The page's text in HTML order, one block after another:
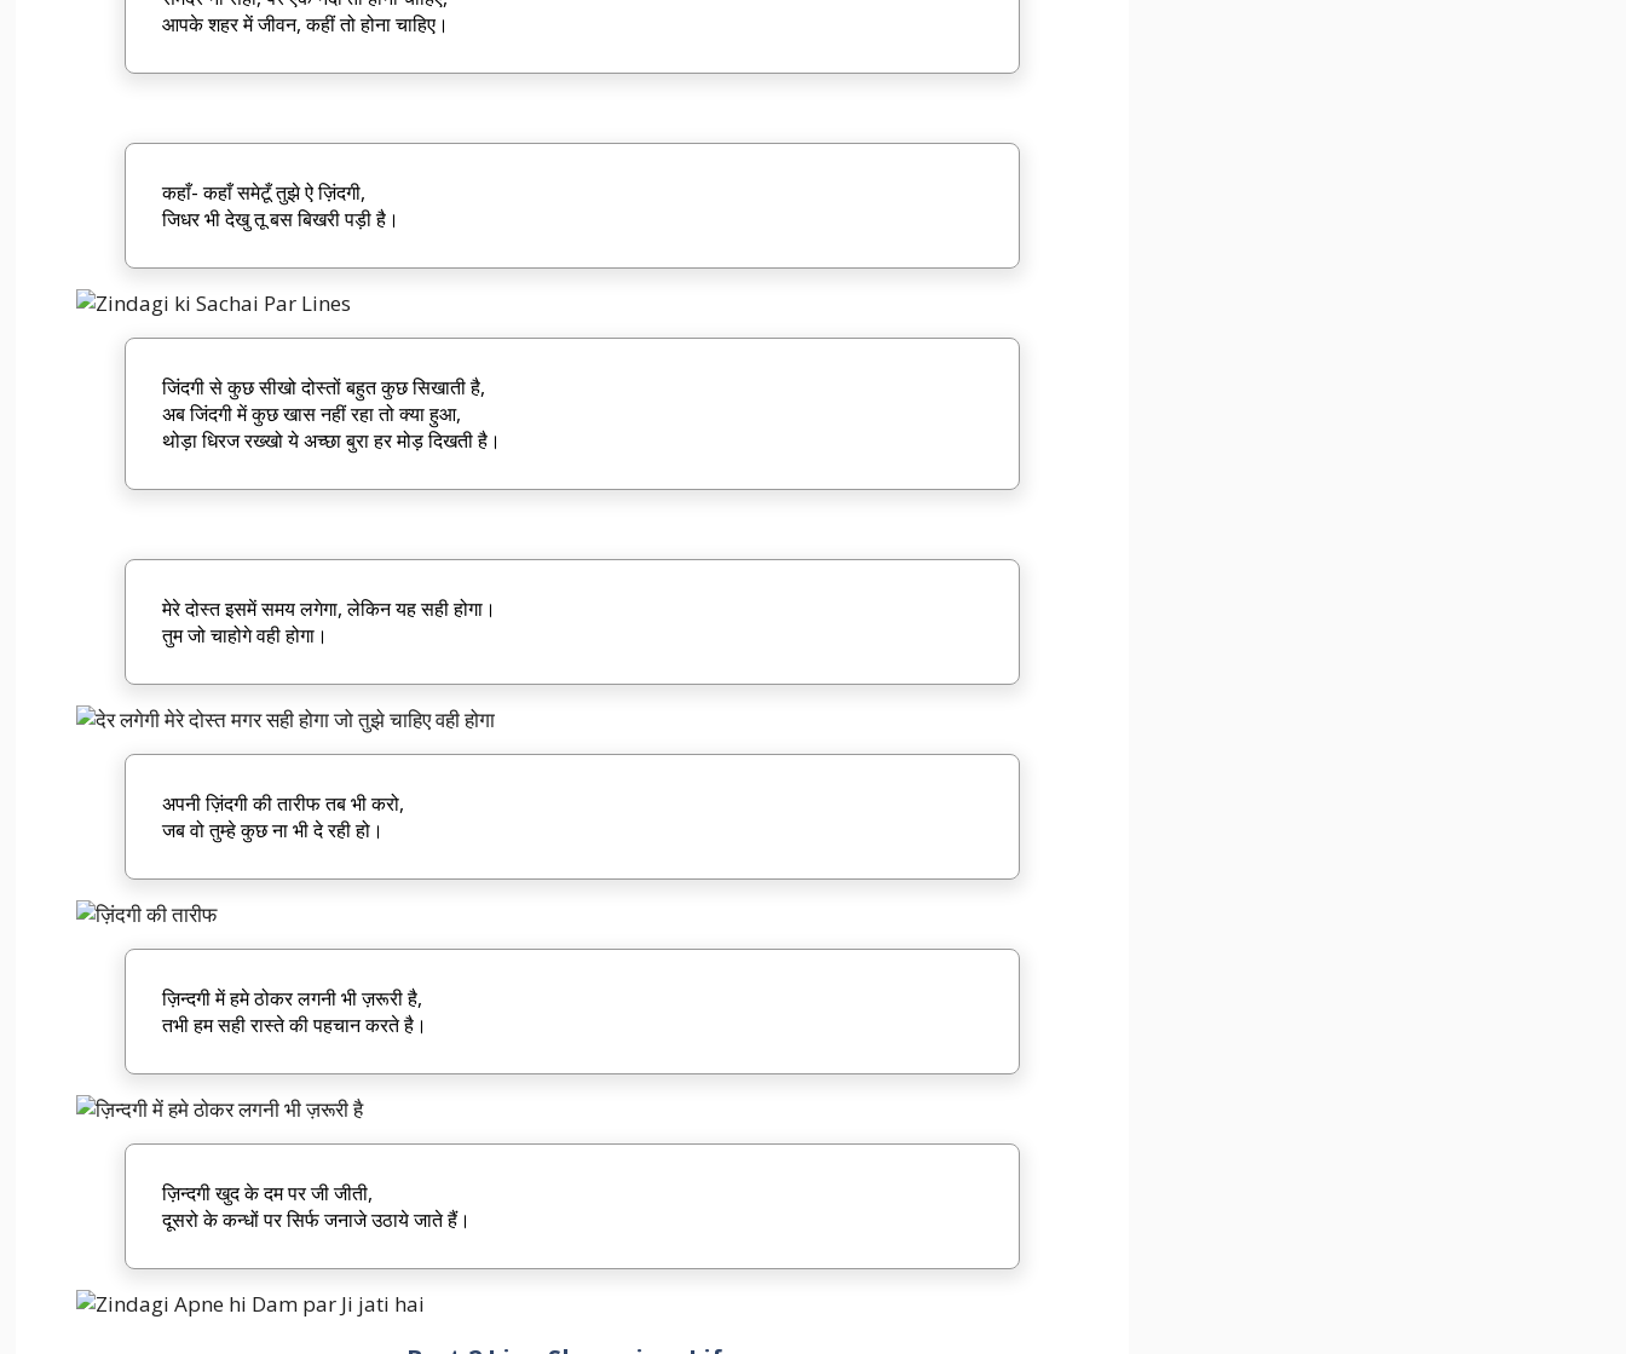
आपके शहर में जीवन, कहीं तो होना चाहिए।
कहाँ- कहाँ समेटूँ तुझे ऐ ज़िंदगी,
जिधर भी देखु तू बस बिखरी पड़ी है।
जिंदगी से कुछ सीखो दोस्तों बहुत कुछ सिखाती है,
अब जिंदगी में कुछ खास नहीं रहा तो क्या हुआ,
थोड़ा धिरज रख्खो ये अच्छा बुरा हर मोड़ दिखती है।
मेरे दोस्त इसमें समय लगेगा, लेकिन यह सही होगा।
तुम जो चाहोगे वही होगा।
अपनी ज़िंदगी की तारीफ तब भी करो,
जब वो तुम्हे कुछ ना भी दे रही हो।
ज़िन्दगी में हमे ठोकर लगनी भी ज़रूरी है,
तभी हम सही रास्ते की पहचान करते है।
ज़िन्दगी खुद के दम पर जी जीती,
दूसरो के कन्धों पर सिर्फ जनाजे उठाये जाते हैं।